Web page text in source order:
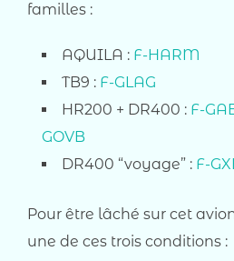
familles :
AQUILA : F-HARM
TB9 : F-GLAG
HR200 + DR400 : F-
GOVB
DR400 “voyage” : F-
Pour être lâché sur cet
une de ces trois conditions :